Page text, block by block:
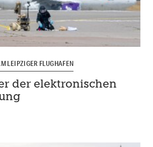
LEIPZIGER FLUGHAFEN
der elektronischen